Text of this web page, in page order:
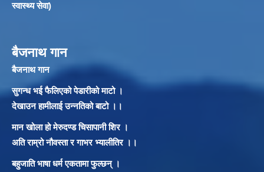
स्वास्थ्य सेवा)
बैजनाथ गान
बैजनाथ गान
सुगन्ध भई फैलिएको पेडारीको माटो ।
देखाउन हामीलाई उन्नतिको बाटो ।।
मान खोला हो मेरुदण्ड चिसापानी शिर ।
अति राम्रो नौवस्ता र गाभर भ्यालीतिर ।।
बहुजाति भाषा धर्म एकतामा फुल्छन् ।